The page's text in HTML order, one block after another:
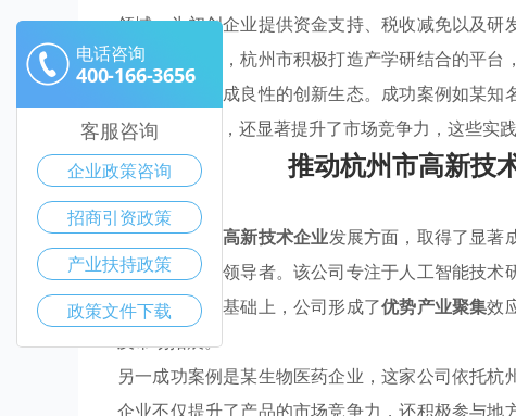
领域，为初创企业提供资金支持、税收减免以及
品升级。其次，杭州市积极打造产学研结合的平台
成果转化，形成良性的创新生态。成功案例如某
产品迭代周期，还显著提升了市场竞争力，这些实
推动杭州市高新技
杭州市在推动高新技术企业发展方面，取得了显著
速崛起为行业领导者。该公司专注于人工智能技
营成本。在此基础上，公司形成了优势产业聚集效
及市场拓展。
另一成功案例是某生物医药企业，这家公司依托
企业不仅提升了产品的市场竞争力，还积极参与
电话咨询
400-166-3656
客服咨询
企业政策咨询
招商引资政策
产业扶持政策
政策文件下载